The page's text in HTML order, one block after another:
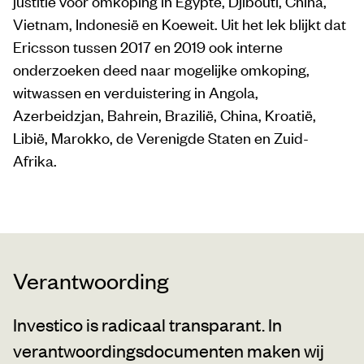
Vietnam, Indonesië en Koeweit. Uit het lek blijkt dat
Ericsson tussen 2017 en 2019 ook interne
onderzoeken deed naar mogelijke omkoping,
witwassen en verduistering in Angola,
Azerbeidzjan, Bahrein, Brazilië, China, Kroatië,
Libië, Marokko, de Verenigde Staten en Zuid-
Afrika.
Verantwoording
Investico is radicaal transparant. In
verantwoordingsdocumenten maken wij